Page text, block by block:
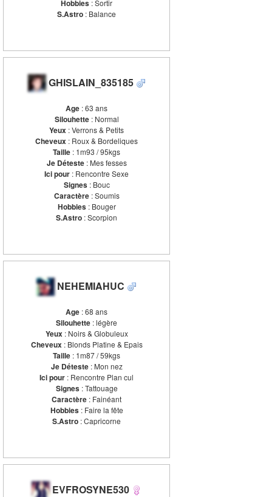
Hobbies : Sortir
S.Astro : Balance
GHISLAIN_835185
Age : 63 ans
Silouhette: Normal
Yeux : Verrons & Petits
Cheveux : Roux & Bordeliques
Taille : 1m93 / 95kgs
Je Déteste: Mes fesses
Ici pour : Rencontre Sexe
Signes: Bouc
Caractère: Soumis
Hobbies: Bouger
S.Astro : Scorpion
NEHEMIAHUC
Age : 68 ans
Silouhette : légère
Yeux : Noirs & Globuleux
Cheveux : Blonds Platine & Epais
Taille : 1m87 / 59kgs
Je Déteste: Mon nez
Ici pour : Rencontre Plan cul
Signes: Tattouage
Caractère : Fainéant
Hobbies: Faire la fête
S.Astro : Capricorne
EVFROSYNE530